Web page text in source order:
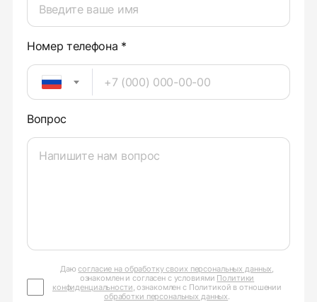
Номер телефона *
Вопрос
Даюсогласие на обработку своих персональных данных,
ознакомлен и согласен с условиями Политики
конфиденциальности, ознакомлен с Политикой в отношении
обработки персональных данных.